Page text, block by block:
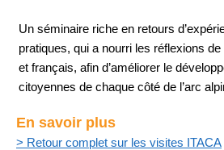
Un séminaire riche en retours
pratiques, qui a nourri les réflexions
et français, afin d’améliorer le
citoyennes de chaque côté de l’arc
En savoir plus
> Retour complet sur les visites ITACA